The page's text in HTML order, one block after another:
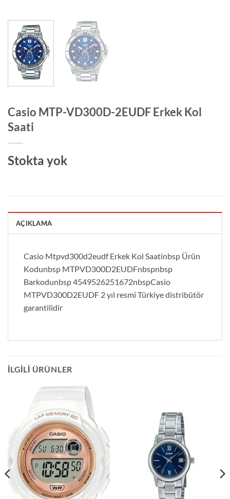
Casio MTP-VD300D-2EUDF Erkek Kol
Saati
Stokta yok
AÇIKLAMA
Casio Mtpvd300d2eudf Erkek Kol Saatinbsp Ürün
Kodunbsp MTPVD300D2EUDFnbspnbsp
Barkodunbsp 4549526251672nbspCasio
MTPVD300D2EUDF 2 yıl resmi Türkiye distribütör
garantilidir
İLGILI ÜRÜNLER